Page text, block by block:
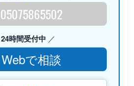
05075865502
24時間受付中
Webで相談